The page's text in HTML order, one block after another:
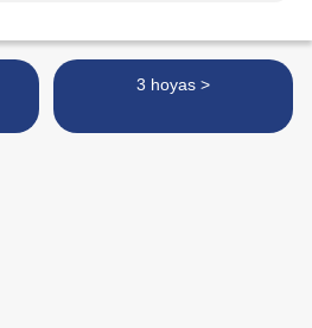
3 hoyas >